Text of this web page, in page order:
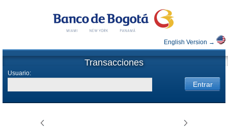
English Version →
Transacciones
Usuario: